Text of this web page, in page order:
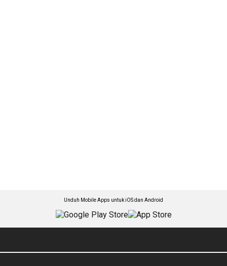
Unduh Mobile Apps untuk iOS dan Android